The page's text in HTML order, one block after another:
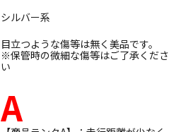
シルバー系
目立つような傷等は無く美品です。
※保管時の微細な傷等はご了承くださ
い
A